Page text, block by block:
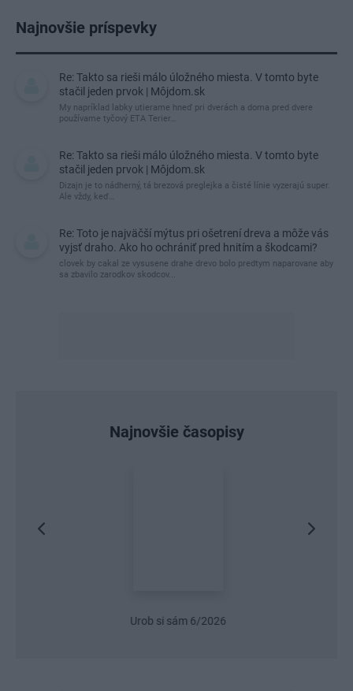
Najnovšie príspevky
Re: Takto sa rieši málo úložného miesta. V tomto byte
stačil jeden prvok | Môjdom.sk
My napríklad labky utierame hneď pri dverách a doma pred dvere
používame tyčový ETA Terier…
Re: Takto sa rieši málo úložného miesta. V tomto byte
stačil jeden prvok | Môjdom.sk
Dizajn je to nádherný, tá brezová preglejka a čisté línie vyzerajú super.
Ale vždy, keď…
Re: Toto je najväčší mýtus pri ošetrení dreva a môže vás
vyjsť draho. Ako ho ochrániť pred hnitím a škodcami?
clovek by cakal ze vysusene drahe drevo bolo predtym naparovane aby
sa zbavilo zarodkov skodcov...
Najnovšie časopisy
Urob si sám 6/2026